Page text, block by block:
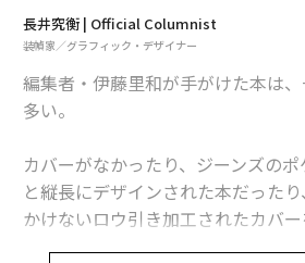
長井究衡 | Official Columnist
装幀家／グラフィック・デザイナー
編集者・伊藤里和が手がけた本は
多い。
カバーがなかったり、ジーンズの
と縦長にデザインされた本だった
かけないロウ引き加工されたカバ